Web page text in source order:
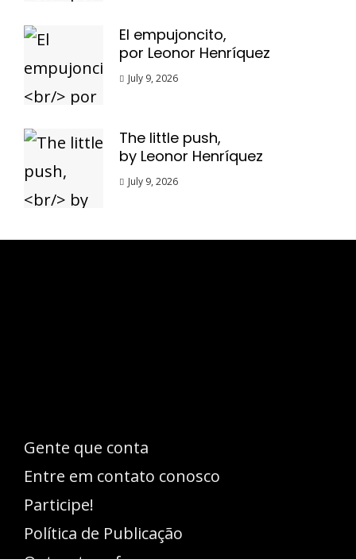
El empujoncito,
por Leonor Henríquez
July 9, 2026
The little push,
by Leonor Henríquez
July 9, 2026
Gente que conta
Entre em contato conosco
Participe!
Política de Publicação